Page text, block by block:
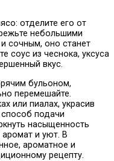
отделите его от
небольшими
сочным, оно станет
соус из чеснока, уксуса
вкус.
бульоном,
перемешайте.
или пиалах, украсив
подачи
насыщенность
аромат и уют. В
ароматное и
рецепту.